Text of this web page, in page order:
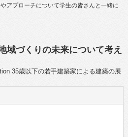
アプローチについて学生の皆さんと一緒に
域づくりの未来について考え
35歳以下の若手建築家による建築の展